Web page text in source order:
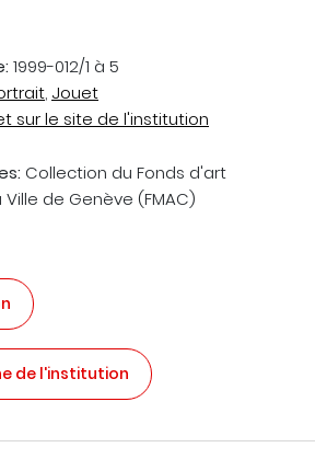
1999-012/1 à 5
, Jouet
sur le site de l'institution
Collection du Fonds d'art
de Genève (FMAC)
de l'institution